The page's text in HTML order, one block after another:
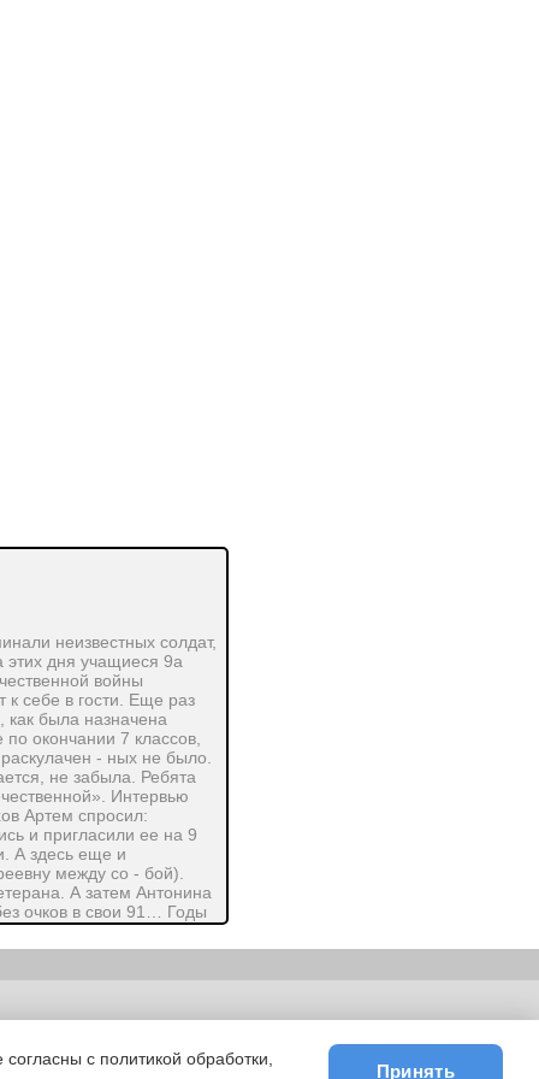
неизвестных солдат,
этих дня учащиеся 9а
войны
к себе в гости. Еще раз
как была назначена
окончании 7 классов,
- ных не было.
не забыла. Ребята
Интервью
Артем спросил:
и пригласили ее на 9
А здесь еще и
между со - бой).
А затем Антонина
очков в свои 91… Годы
Отечества .
|E-mail
с политикой обработки,
Принять